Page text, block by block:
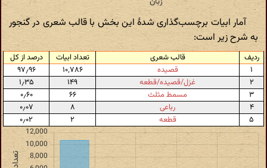
آمار ابیات برچسب‌گذاری شدهٔ این بخش با قالب شعری در گنجور
به شرح زیر است:
ردیف قالب شعری تعداد ابیات
درصد از کل
۱
قصیده ۱۰٬۷۸۶
۹۷٫۹۶
۲
غزل/قصیده/قطعه ۱۴۹
۱٫۳۵
۳
مسمط مثلث ۶۶
۰٫۶۰
۴
رباعی ۸
۰٫۰۷
۵
قطعه ۲ ۰٫۰۲